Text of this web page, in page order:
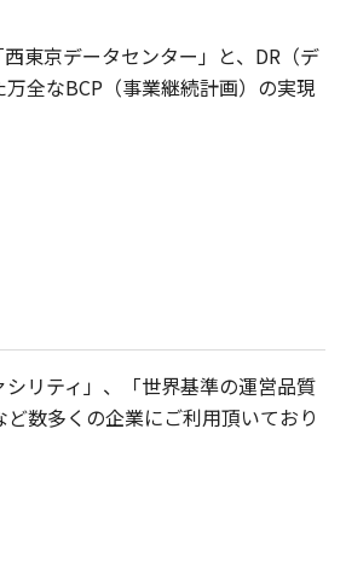
東京データセンター」と、DR（デ
全なBCP（事業継続計画）の実現
リティ」、「世界基準の運営品質
数多くの企業にご利用頂いており